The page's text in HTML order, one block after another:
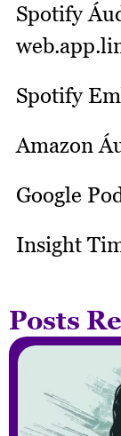
Spotify
Spotify
Amazon
Google
Insight
Posts